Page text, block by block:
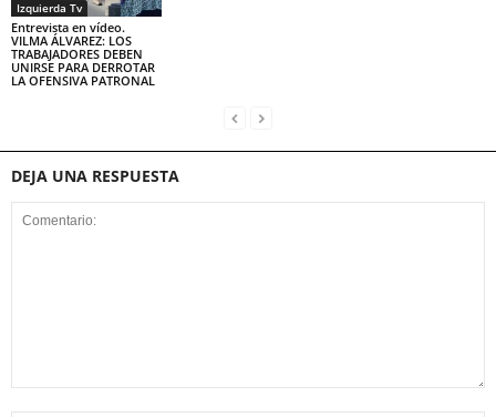
Izquierda Tv
Entrevista en vídeo.
VILMA ÁLVAREZ: LOS
TRABAJADORES DEBEN
UNIRSE PARA DERROTAR
LA OFENSIVA PATRONAL
DEJA UNA RESPUESTA